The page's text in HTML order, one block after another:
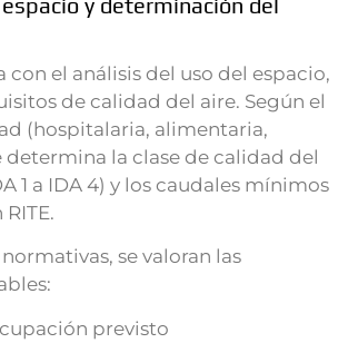
con el análisis del uso del espacio,
de calidad del aire. Según el
(hospitalaria, alimentaria,
determina la clase de calidad del
1 a IDA 4) y los caudales mínimos
se valoran las
previsto